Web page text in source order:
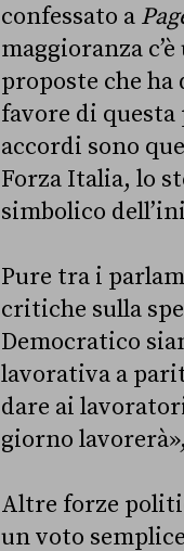
confessato a
maggioranza
proposte che
favore di questa
accordi sono
Forza Italia, lo
simbolico
Pure tra i
critiche sulla
Democratico
lavorativa a
dare ai
giorno
Altre forze
un voto